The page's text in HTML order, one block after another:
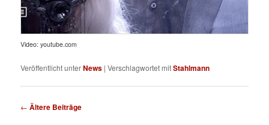
Video: youtube.com
Veröffentlicht unterNews |Verschlagwortet mitStahlmann
Beitragsnavigation
← Ältere Beiträge